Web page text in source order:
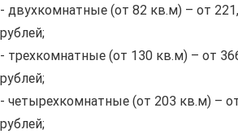
- двухкомнатные (от 82 кв.м) – от
рублей;
- трехкомнатные (от 130 кв.м) – от
рублей;
- четырехкомнатные (от 203 кв.м) –
рублей;